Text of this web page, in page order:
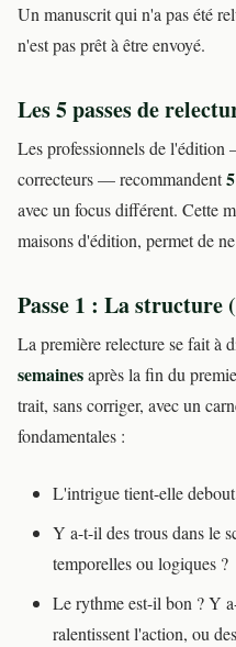
Un manuscrit qui n'a pas été
n'est pas prêt à être envoyé.
Les 5 passes de
Les professionnels de
correcteurs — recommandent
avec un focus différent. Cette
maisons d'édition, permet de
Passe 1 : La structure
La première relecture se fait à
semainesaprès la fin du
trait, sans corriger, avec un
fondamentales :
L'intrigue tient-elle
Y a-t-il des trous dans le
temporelles ou logiques ?
Le rythme est-il bon ? Y
ralentissent l'action, ou